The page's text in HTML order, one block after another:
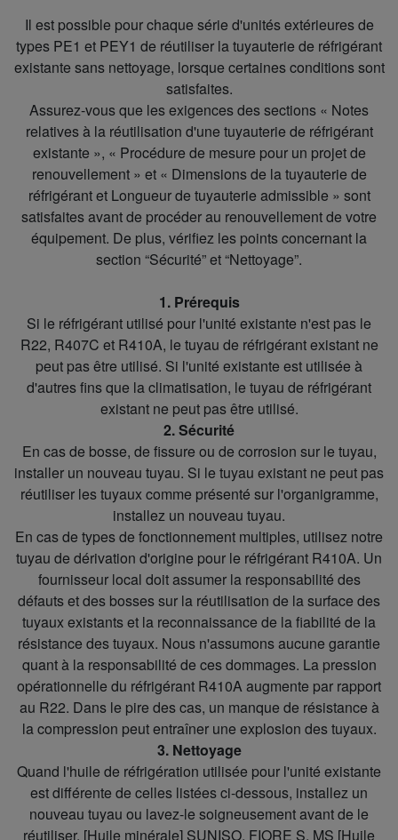
Il est possible pour chaque série d'unités extérieures de
types PE1 et PEY1 de réutiliser la tuyauterie de réfrigérant
existante sans nettoyage, lorsque certaines conditions sont
satisfaites.
Assurez-vous que les exigences des sections « Notes
relatives à la réutilisation d'une tuyauterie de réfrigérant
existante », « Procédure de mesure pour un projet de
renouvellement » et « Dimensions de la tuyauterie de
réfrigérant et Longueur de tuyauterie admissible » sont
satisfaites avant de procéder au renouvellement de votre
équipement. De plus, vérifiez les points concernant la
section “Sécurité” et “Nettoyage”.
1. Prérequis
Si le réfrigérant utilisé pour l'unité existante n'est pas le
R22, R407C et R410A, le tuyau de réfrigérant existant ne
peut pas être utilisé. Si l'unité existante est utilisée à
d'autres fins que la climatisation, le tuyau de réfrigérant
existant ne peut pas être utilisé.
2. Sécurité
En cas de bosse, de fissure ou de corrosion sur le tuyau,
installer un nouveau tuyau. Si le tuyau existant ne peut pas
réutiliser les tuyaux comme présenté sur l'organigramme,
installez un nouveau tuyau.
En cas de types de fonctionnement multiples, utilisez notre
tuyau de dérivation d'origine pour le réfrigérant R410A. Un
fournisseur local doit assumer la responsabilité des
défauts et des bosses sur la réutilisation de la surface des
tuyaux existants et la reconnaissance de la fiabilité de la
résistance des tuyaux. Nous n'assumons aucune garantie
quant à la responsabilité de ces dommages. La pression
opérationnelle du réfrigérant R410A augmente par rapport
au R22. Dans le pire des cas, un manque de résistance à
la compression peut entraîner une explosion des tuyaux.
3. Nettoyage
Quand l'huile de réfrigération utilisée pour l'unité existante
est différente de celles listées ci-dessous, installez un
nouveau tuyau ou lavez-le soigneusement avant de le
réutiliser. [Huile minérale] SUNISO, FIORE S, MS [Huile